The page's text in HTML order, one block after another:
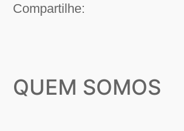
Compartilhe:
QUEM SOMOS